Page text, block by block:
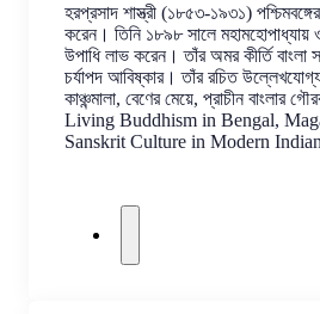
হরপ্রসাদ শাস্ত্রী (১৮৫৩-১৯৩১)
করেন। তিনি ১৮৯৮ সালে
উপাধি লাভ করেন। তাঁর অমর কীর্তি বাংলা
চর্যাপদ আবিষ্কার। তাঁর রচিত
কাঞ্চন্মালা, বেণের মেয়ে, প্রাচীন
Living Buddhism in Bengal,
Sanskrit Culture in Modern